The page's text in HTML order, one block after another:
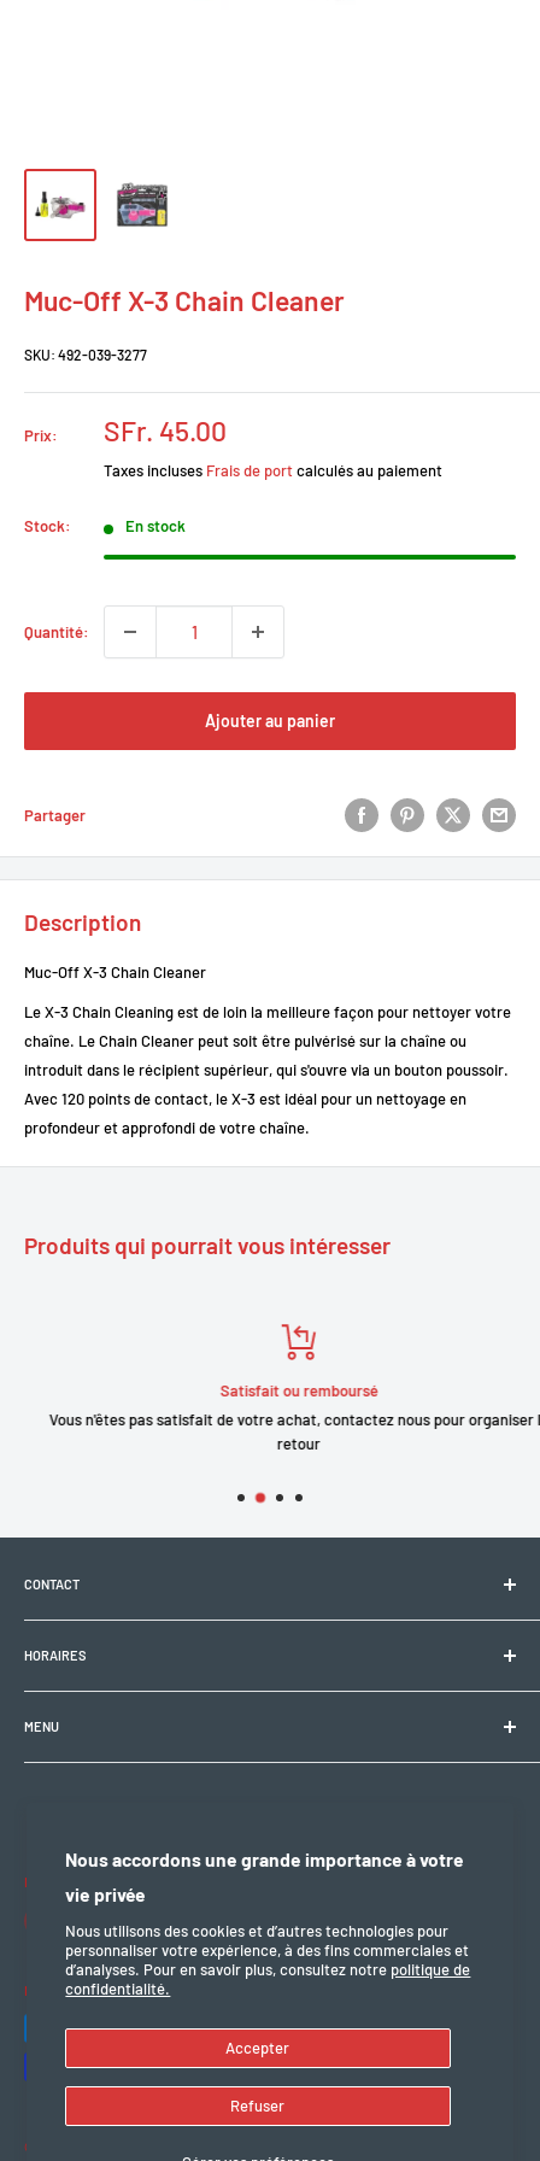
Nous accordons une grande importance à votre
vie privée
Nous utilisons des cookies et d’autres technologies pour
personnaliser votre expérience, à des fins commerciales et
d’analyses. Pour en savoir plus, consultez notre politique de
confidentialité.
Accepter
Refuser
Muc-Off X-3 Chain Cleaner
SKU: 492-039-3277
Prix:
Prix
réduit
SFr. 45.00
Taxes incluses Frais de portcalculés au paiement
Stock: En stock
Quantité:
Ajouter au panier
Partager
Description
Muc-Off X-3 Chain Cleaner
Le X-3 Chain Cleaning est de loin la meilleure façon pour nettoyer votre
chaîne. Le Chain Cleaner peut soit être pulvérisé sur la chaîne ou
introduit dans le récipient supérieur, qui s'ouvre via un bouton poussoir.
Avec 120 points de contact, le X-3 est idéal pour un nettoyage en
profondeur et approfondi de votre chaîne.
Produits qui pourrait vous intéresser
Satisfait ou remboursé
Vous n'êtes pas satisfait de votre achat, contactez nous pour organiser le
retour
CONTACT
Electrobike Zone Sàrl
Avenue de la Rapille 2
1008 Prilly (VD), Suisse
+41 21 946 10 30
HORAIRES
🕘 Lun–Ven : 9h00–12h00 / 14h00–18h30
MENU
Condition générale et de service
Politique de remboursement
mention légal
Nous suivre
Nous acceptons
© 2026 Electro Bike Zone